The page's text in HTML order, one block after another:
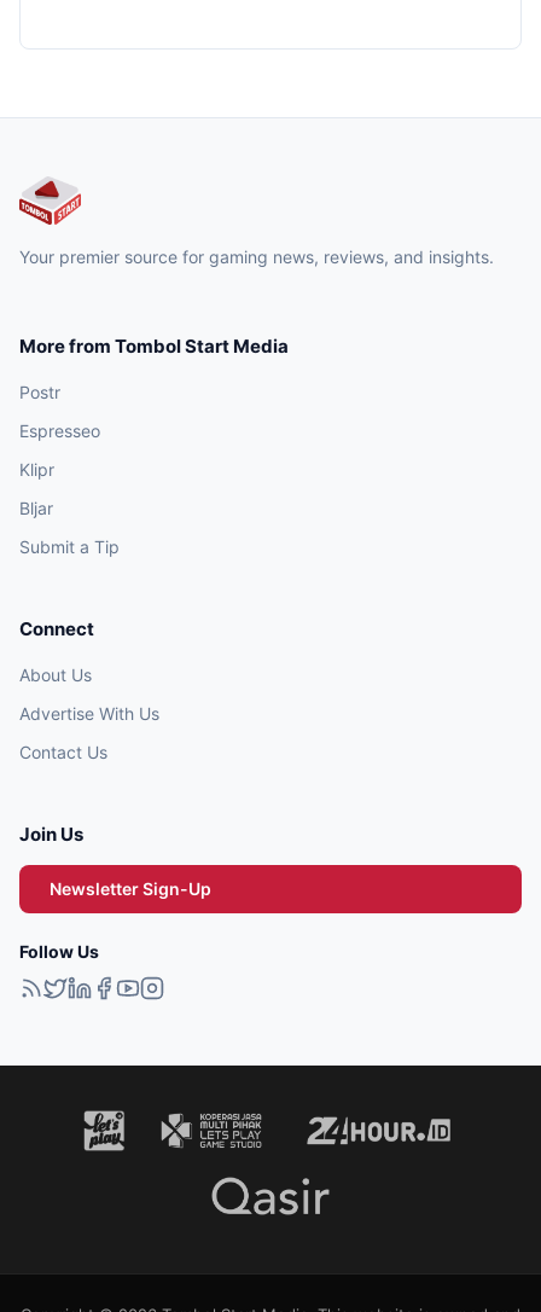
Your premier source for gaming news, reviews, and insights.
More from Tombol Start Media
Postr
Espresseo
Klipr
Bljar
Submit a Tip
Connect
About Us
Advertise With Us
Contact Us
Join Us
Newsletter Sign-Up
Follow Us